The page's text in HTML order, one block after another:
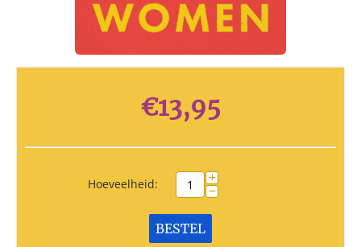
€13,95
Hoeveelheid: +
−
BESTEL